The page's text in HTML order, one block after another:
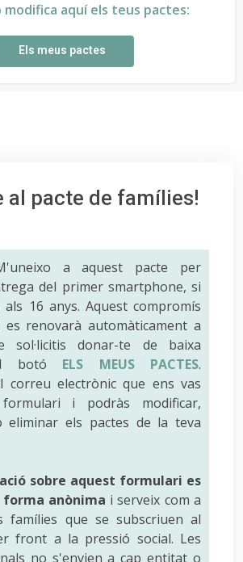
modifica aquí els teus pactes:
Els meus pactes
al pacte de famílies!
a aquest pacte per
del primer smartphone, si
16 anys. Aquest compromís
renovarà automàticament a
sol·licitis donar-te de baixa
botó ELS MEUS PACTES.
correu electrònic que ens vas
i podràs modificar,
eliminar els pactes de la teva
sobre aquest formulari es
anònima i serveix com a
famílies que se subscriuen al
front a la pressió social. Les
no s'envien a cap entitat o